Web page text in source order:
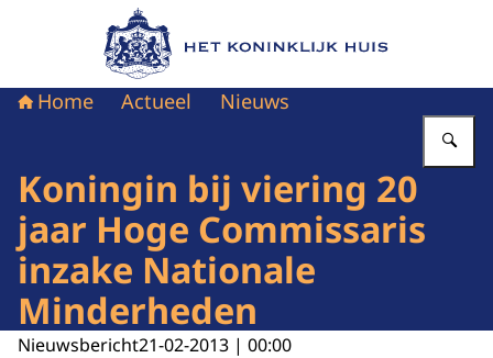
Naar de homepage van Het Koninklijk Huis
Home Actueel Nieuws
Koningin bij viering 20
jaar Hoge Commissaris
inzake Nationale
Minderheden
Nieuwsbericht21-02-2013 | 00:00